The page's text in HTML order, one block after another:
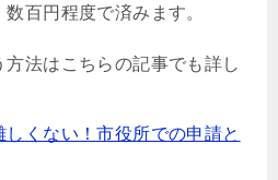
百円程度で済みます。
法はこちらの記事でも詳し
くない！市役所での申請と